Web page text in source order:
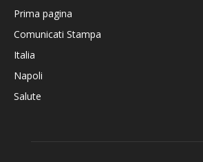
Prima pagina
Comunicati Stampa
Italia
Napoli
Salute